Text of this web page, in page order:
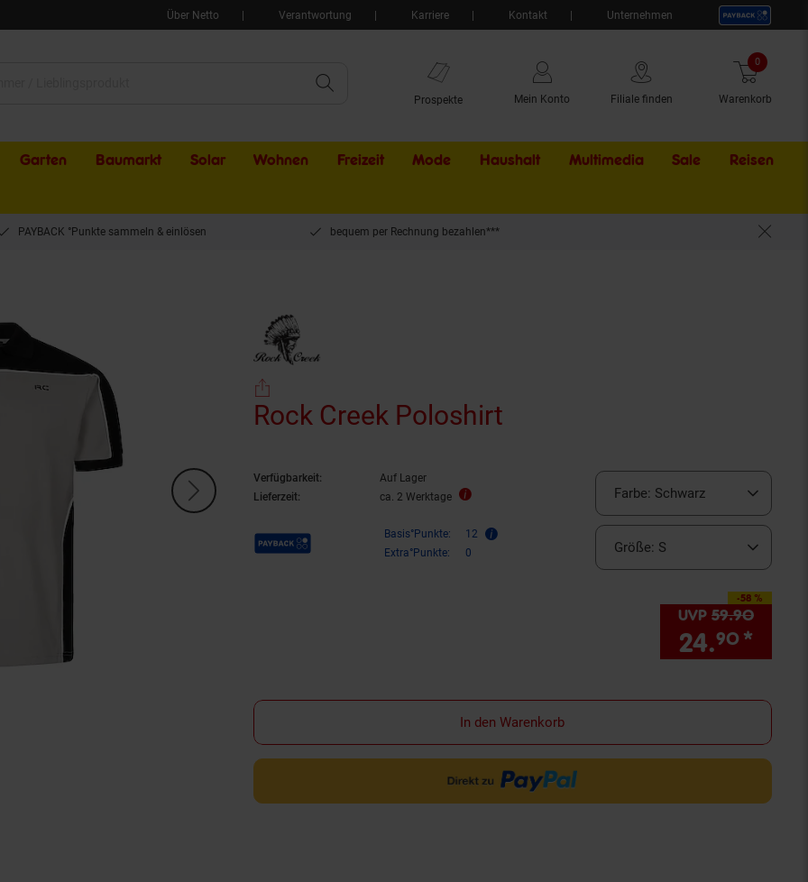
Über Netto Verantwortung Karriere Kontakt Unternehmen
Prospekte Mein Konto Filiale finden Warenkorb
0 Artikel
Garten Baumarkt Solar Wohnen Freizeit Mode Haushalt Multimedia Sale Externer
Reisen
PAYBACK °Punkte sammeln & einlösen bequem per Rechnung bezahlen***
Rock Creek Poloshirt
Verfügbarkeit:
Auf Lager
Lieferzeit:
ca. 2 Werktage
Payback Punkte Basis°Punkte:
12
Extra°Punkte:
0
Farbe: Schwarz
Größe: S
-58 %
Sie Sparen 58 Prozent,
UVP 59.90
24.90 *
In den Warenkorb